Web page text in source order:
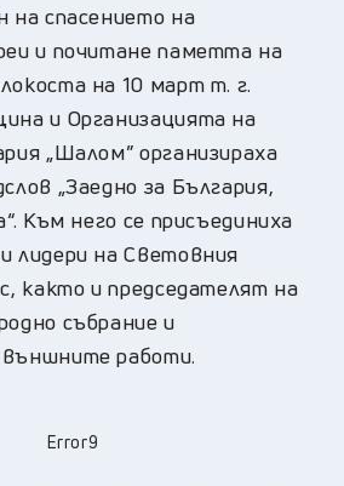
на спасението на
и почитане паметта на
на 10 март т. г.
и Организацията на
„Шалом” организираха
„Заедно за България,
Към него се присъединиха
лидери на Световния
както и председателят на
събрание и
работи.
Error9